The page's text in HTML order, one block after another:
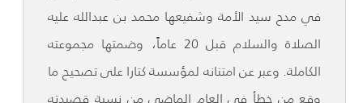
في مدح سيد الأمة وشفيعها محمد بن عبدالله عليه
الصلاة والسلام قبل 20 عاماً، وضمتها مجموعته
الكاملة. وعبر عن امتنانه لمؤسسة كتارا على تصحيح ما
وقع من خطأ في العام الماضي من نسبة قصيدته